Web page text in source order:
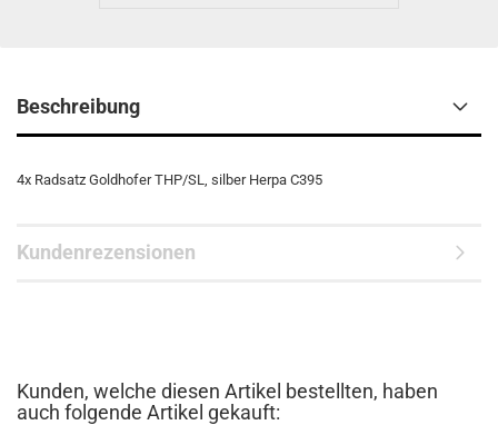
Beschreibung
4x Radsatz Goldhofer THP/SL, silber Herpa C395
Kundenrezensionen
Kunden, welche diesen Artikel bestellten, haben
auch folgende Artikel gekauft: